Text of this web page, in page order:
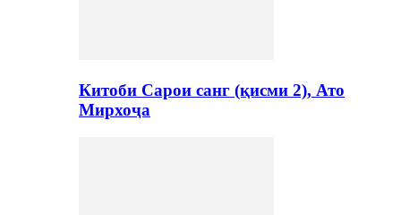
Китоби Сарои санг (қисми 2), Ато
Мирхоҷа